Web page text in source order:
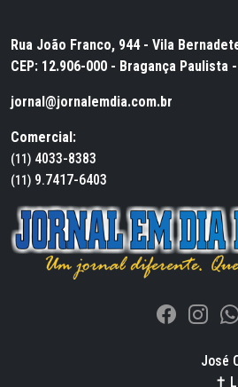
Rua João Franco, 944 - Vila
CEP: 12.906-000 - Bragança Paulista
jornal@jornalemdia.com.br
Comercial:
(11) 4033-8383
(11) 9.7417-6403
José
✝